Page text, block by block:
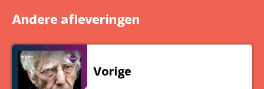
Andere afleveringen
Vorige